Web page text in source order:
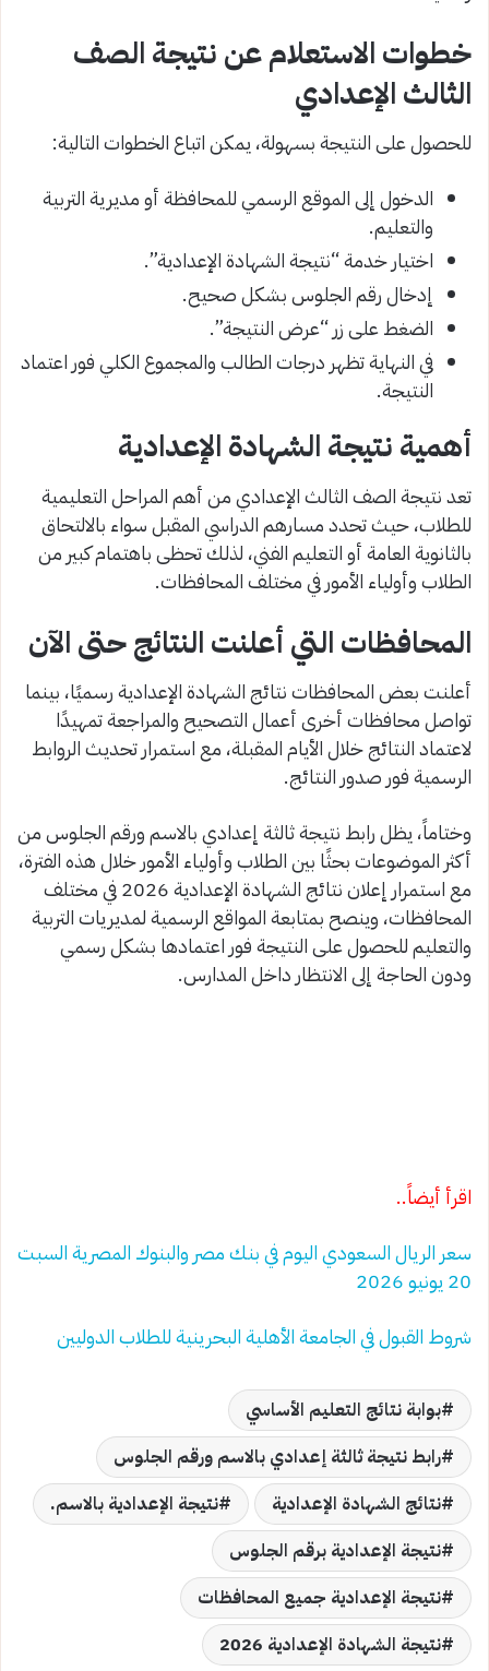
خطوات الاستعلام عن نتيجة الصف
الثالث الإعدادي
للحصول على النتيجة بسهولة، يمكن اتباع الخطوات التالية:
الدخول إلى الموقع الرسمي للمحافظة أو مديرية التربية
والتعليم.
اختيار خدمة “نتيجة الشهادة الإعدادية”.
إدخال رقم الجلوس بشكل صحيح.
الضغط على زر “عرض النتيجة”.
في النهاية تظهر درجات الطالب والمجموع الكلي فور اعتماد
النتيجة.
أهمية نتيجة الشهادة الإعدادية
تعد نتيجة الصف الثالث الإعدادي من أهم المراحل التعليمية
للطلاب، حيث تحدد مسارهم الدراسي المقبل سواء بالالتحاق
بالثانوية العامة أو التعليم الفني، لذلك تحظى باهتمام كبير من
الطلاب وأولياء الأمور في مختلف المحافظات.
المحافظات التي أعلنت النتائج حتى الآن
أعلنت بعض المحافظات نتائج الشهادة الإعدادية رسميًا، بينما
تواصل محافظات أخرى أعمال التصحيح والمراجعة تمهيدًا
لاعتماد النتائج خلال الأيام المقبلة، مع استمرار تحديث الروابط
الرسمية فور صدور النتائج.
وختاماً، يظل رابط نتيجة ثالثة إعدادي بالاسم ورقم الجلوس من
أكثر الموضوعات بحثًا بين الطلاب وأولياء الأمور خلال هذه الفترة،
مع استمرار إعلان نتائج الشهادة الإعدادية 2026 في مختلف
المحافظات، وينصح بمتابعة المواقع الرسمية لمديريات التربية
والتعليم للحصول على النتيجة فور اعتمادها بشكل رسمي
ودون الحاجة إلى الانتظار داخل المدارس.
اقرأ أيضاً..
سعر الريال السعودي اليوم في بنك مصر والبنوك المصرية السبت
20 يونيو 2026
شروط القبول في الجامعة الأهلية البحرينية للطلاب الدوليين
بوابة نتائج التعليم الأساسي
رابط نتيجة ثالثة إعدادي بالاسم ورقم الجلوس
نتائج الشهادة الإعدادية
نتيجة الإعدادية بالاسم.
نتيجة الإعدادية برقم الجلوس
نتيجة الإعدادية جميع المحافظات
نتيجة الشهادة الإعدادية 2026